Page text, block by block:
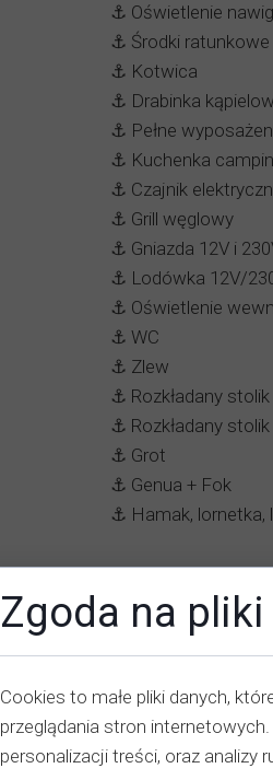
⚓️ Oświetlenie
⚓️ Środki
⚓️ Kotwica
⚓️ Drabinka
⚓️ Pełne
⚓️ Kuchenka
⚓️ Czajnik
⚓️ Grill węglowy
⚓️ Gniazda 12V i
⚓️ Lodówka 12V/
⚓️ Oświetlenie
⚓️ WC
⚓️ Zlew
⚓️ Rozkładany
⚓️ Rozkładany
⚓️ Grot
⚓️ Genua + Fok
⚓️ Hamak, lornetka,
Opinie -
Bardzo miły
Dodatkowo na
Zgoda na
Cookies to małe pliki danych,
przeglądania stron
personalizacji treści, oraz analizy